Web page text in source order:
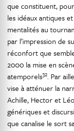
que constituent,
les idéaux antiques
mentalités au
par l’impression de
réconfort que
2000 la mise en
atemporels32. Par
vise à atténuer la
Achille, Hector et
génériques et
que canalise le sort